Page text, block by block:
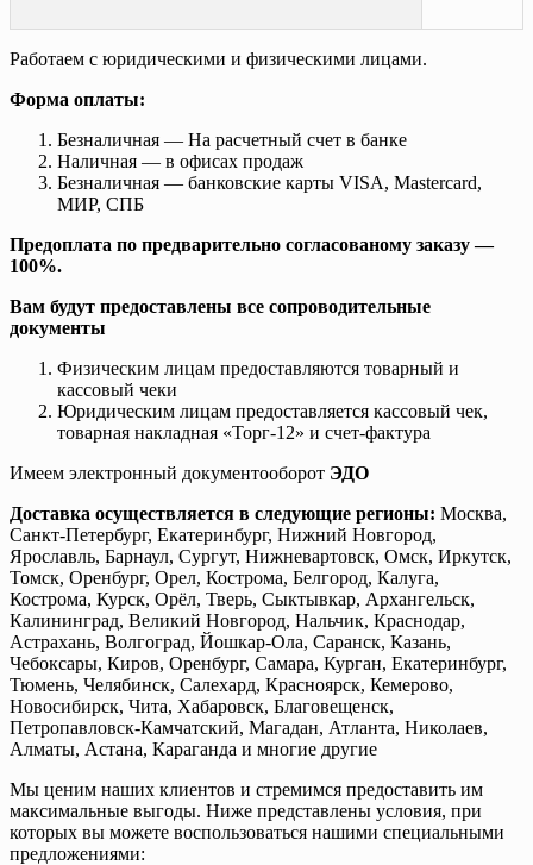
Работаем с юридическими и физическими лицами.
Форма оплаты:
Безналичная — На расчетный счет в банке
Наличная — в офисах продаж
Безналичная — банковские карты VISA, Mastercard,
МИР, СПБ
Предоплата по предварительно согласованому заказу —
100%.
Вам будут предоставлены все сопроводительные
документы
Физическим лицам предоставляются товарный и
кассовый чеки
Юридическим лицам предоставляется кассовый чек,
товарная накладная «Торг-12» и счет-фактура
Имеем электронный документооборот ЭДО
Доставка осуществляется в следующие регионы: Москва,
Санкт-Петербург, Екатеринбург, Нижний Новгород,
Ярославль, Барнаул, Сургут, Нижневартовск, Омск, Иркутск,
Томск, Оренбург, Орел, Кострома, Белгород, Калуга,
Кострома, Курск, Орёл, Тверь, Сыктывкар, Архангельск,
Калининград, Великий Новгород, Нальчик, Краснодар,
Астрахань, Волгоград, Йошкар-Ола, Саранск, Казань,
Чебоксары, Киров, Оренбург, Самара, Курган, Екатеринбург,
Тюмень, Челябинск, Салехард, Красноярск, Кемерово,
Новосибирск, Чита, Хабаровск, Благовещенск,
Петропавловск-Камчатский, Магадан, Атланта, Николаев,
Алматы, Астана, Караганда и многие другие
Мы ценим наших клиентов и стремимся предоставить им
максимальные выгоды. Ниже представлены условия, при
которых вы можете воспользоваться нашими специальными
предложениями: